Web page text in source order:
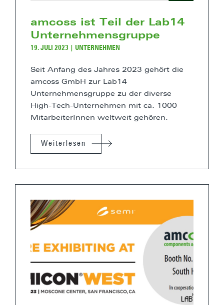
amcoss ist Teil der Lab14
Unternehmensgruppe
19. JULI 2023 UNTERNEHMEN
Seit Anfang des Jahres 2023 gehört die
amcoss GmbH zur Lab14
Unternehmensgruppe zu der diverse
High-Tech-Unternehmen mit ca. 1000
MitarbeiterInnen weltweit gehören.
Weiterlesen